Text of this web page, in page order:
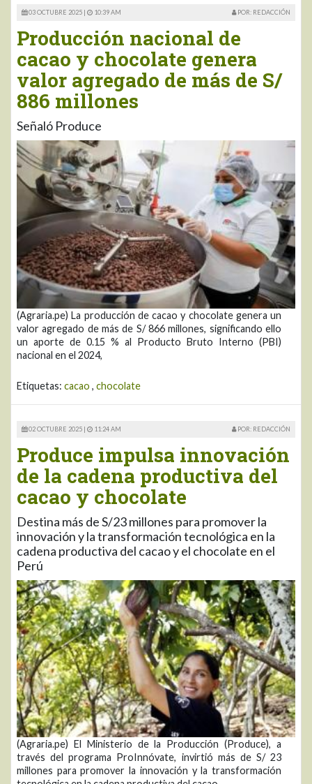
03 OCTUBRE 2025 | 10:39 AM POR: REDACCIÓN
Producción nacional de
cacao y chocolate genera
valor agregado de más de S/
886 millones
Señaló Produce
(Agraria.pe) La producción de cacao y chocolate genera un
valor agregado de más de S/ 866 millones, significando ello
un aporte de 0.15 % al Producto Bruto Interno (PBI)
nacional en el 2024,
Etiquetas: cacao , chocolate
02 OCTUBRE 2025 | 11:24 AM POR: REDACCIÓN
Produce impulsa innovación
de la cadena productiva del
cacao y chocolate
Destina más de S/23 millones para promover la
innovación y la transformación tecnológica en la
cadena productiva del cacao y el chocolate en el
Perú
(Agraria.pe) El Ministerio de la Producción (Produce), a
través del programa ProInnóvate, invirtió más de S/ 23
millones para promover la innovación y la transformación